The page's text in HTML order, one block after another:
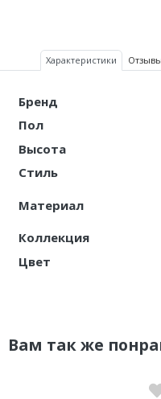
Характеристики Отзывы
Бренд
Пол
Высота
Стиль
Материал
Коллекция
Цвет
Вам так же